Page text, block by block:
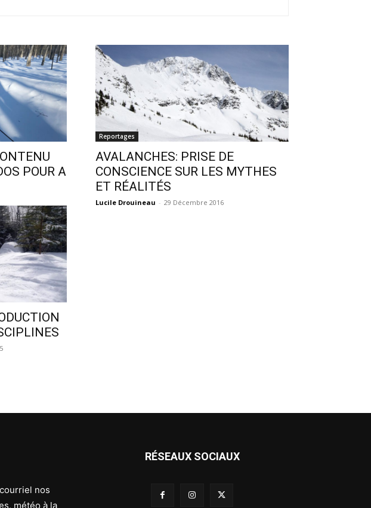
POUR A
Reportages
AVALANCHES: PRISE DE
CONSCIENCE SUR LES MYTHES
ET RÉALITÉS
Lucile Drouineau - 29 Décembre 2016
nos
météo à la
RÉSEAUX SOCIAUX